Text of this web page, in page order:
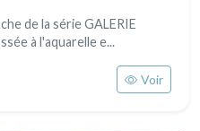
de la série GALERIE
à l'aquarelle e...
Voir